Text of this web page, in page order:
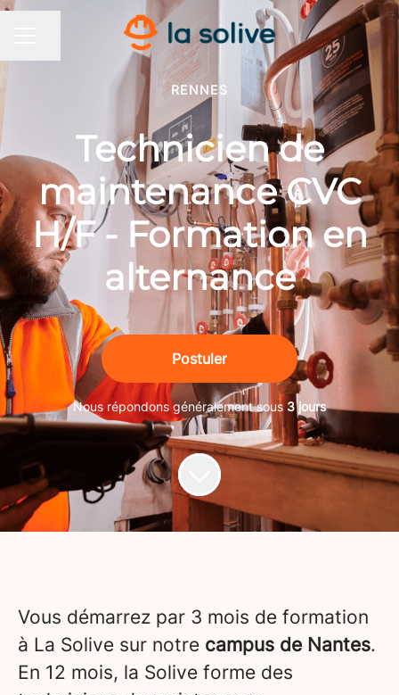
Partager la page
RENNES
Technicien de
maintenance CVC
H/F - Formation en
alternance
Postuler
Nous répondons généralement sous3 jours
Vous démarrez par 3 mois de formation
à La Solive sur notre campus de Nantes.
En 12 mois, la Solive forme des